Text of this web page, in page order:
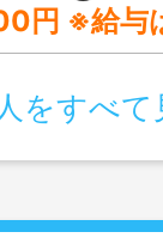
。 [給与の内訳] 基本給：
をすべて